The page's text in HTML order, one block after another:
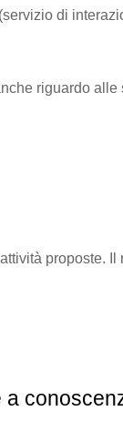
di
riguardo
proposte. Il